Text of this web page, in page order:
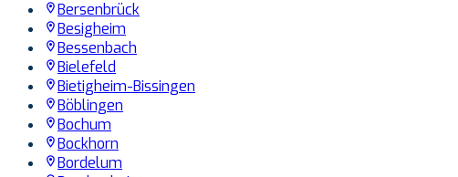
Bersenbrück
Besigheim
Bessenbach
Bielefeld
Bietigheim-Bissingen
Böblingen
Bochum
Bockhorn
Bordelum